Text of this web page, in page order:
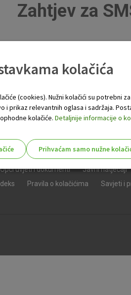
Zahtjev za
Opći uvjeti i dokumenti Javni natječaji
Pravila o kolačićima
Savjeti i
kolačića
(cookies). Nužni kolačići su potrebni
i prikaz relevantnih oglasa i sadržaja.
kolačiće. Detaljnije informacije o
Prihvaćam samo nužne